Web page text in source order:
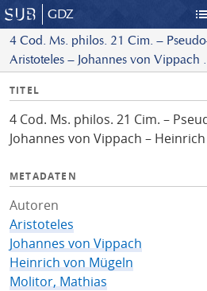
GDZ
4 Cod. Ms. philos. 21 Cim. –
Aristoteles – Johannes von Vippach
I
f
o
TITEL
4 Cod. Ms. philos. 21 Cim. –
Johannes von Vippach –
METADATEN
Autoren
Aristoteles
Johannes von Vippach
Heinrich von Mügeln
Molitor, Mathias